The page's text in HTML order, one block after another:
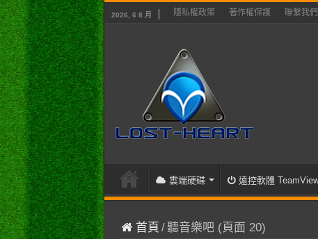
2026, 6 8 月 隱私權政策 著作權保護 聯繫我們
雲端硬碟 遠控軟體
首頁 /聽音樂吧 (頁面 20)